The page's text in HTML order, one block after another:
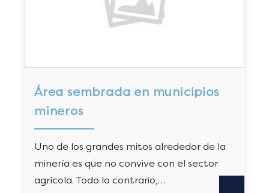
Área sembrada en municipios
mineros
Uno de los grandes mitos alrededor de la
minería es que no convive con el sector
agrícola. Todo lo contrario,…